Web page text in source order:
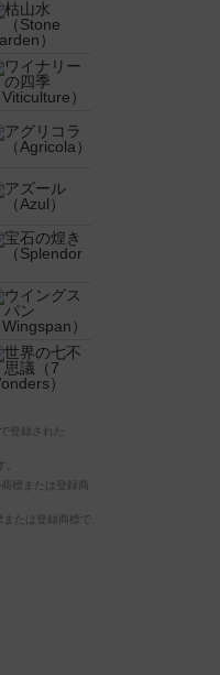
登録された
標または登録商
たは登録商標で